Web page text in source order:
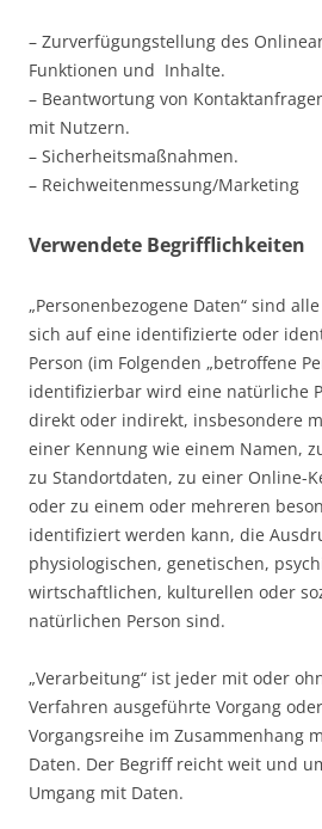
– Zurverfügungstellung des
Funktionen und Inhalte.
– Beantwortung von
mit Nutzern.
– Sicherheitsmaßnahmen.
– Reichweitenmessung/Marketing
Verwendete Begrifflichkeiten
„Personenbezogene Daten“ sind
sich auf eine identifizierte oder
Person (im Folgenden „betroffene
identifizierbar wird eine natürliche
direkt oder indirekt, insbesondere
einer Kennung wie einem Namen,
zu Standortdaten, zu einer Online-
oder zu einem oder mehreren
identifiziert werden kann, die
physiologischen, genetischen,
wirtschaftlichen, kulturellen oder
natürlichen Person sind.
„Verarbeitung“ ist jeder mit oder
Verfahren ausgeführte Vorgang
Vorgangsreihe im Zusammenhang
Daten. Der Begriff reicht weit und
Umgang mit Daten.